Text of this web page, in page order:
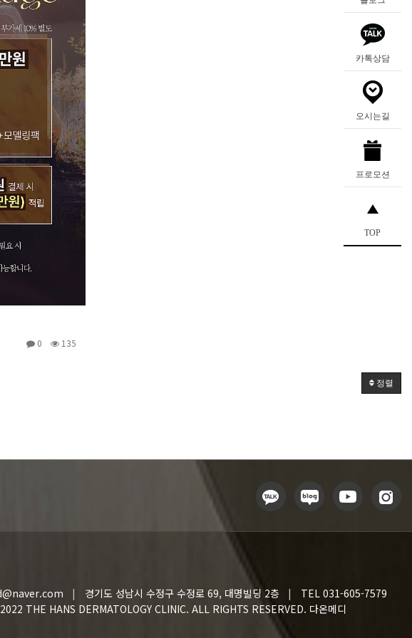
0 135
정렬
경기도 성남시 수정구 수정로 69, 대명빌딩 2층
TEL 031-605-7579
THE HANS DERMATOLOGY CLINIC. ALL RIGHTS RESERVED. 다온메디
카톡상담
오시는길
프로모션
TOP